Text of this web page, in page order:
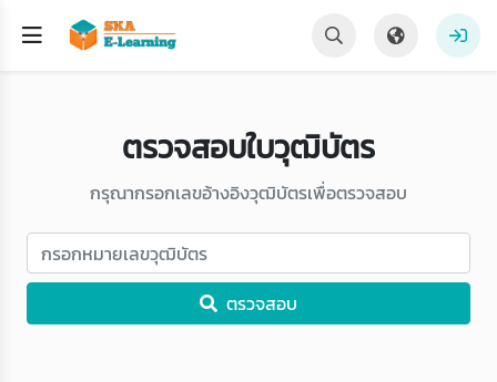
ตรวจสอบใบวุฒิบัตร
กรุณากรอกเลขอ้างอิงวุฒิบัตรเพื่อตรวจสอบ
ตรวจสอบ